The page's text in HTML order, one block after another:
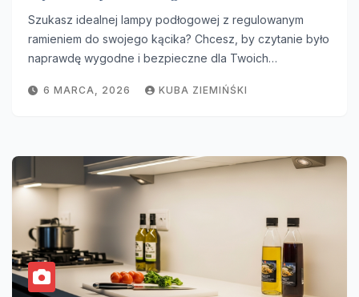
Szukasz idealnej lampy podłogowej z regulowanym
ramieniem do swojego kącika? Chcesz, by czytanie było
naprawdę wygodne i bezpieczne dla Twoich…
6 MARCA, 2026 KUBA ZIEMIŃŚKI